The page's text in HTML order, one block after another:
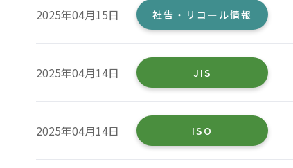
2025年04月15日 社告・リコール情報
2025年04月14日 JIS
2025年04月14日 ISO